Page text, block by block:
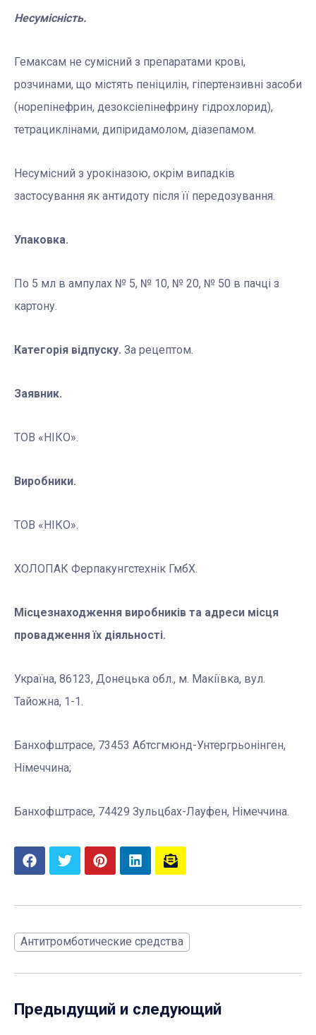
Несумісність.
Гемаксам не сумісний з препаратами крові,
розчинами, що містять пеніцилін, гіпертензивні засоби
(норепінефрин, дезоксіепінефрину гідрохлорид),
тетрациклінами, дипіридамолом, діазепамом.
Несумісний з урокіназою, окрім випадків
застосування як антидоту після її передозування.
Упаковка.
По 5 мл в ампулах № 5, № 10, № 20, № 50 в пачці з
картону.
Категорія відпуску. За рецептом.
Заявник.
ТОВ «НІКО».
Виробники.
ТОВ «НІКО».
ХОЛОПАК Ферпакунгстехнік ГмбХ.
Місцезнаходження виробників та адреси місця
провадження їх діяльності.
Україна, 86123, Донецька обл., м. Макіївка, вул.
Тайожна, 1-1.
Банхофштрасе, 73453 Абтсгмюнд-Унтергрьонінген,
Німеччина;
Банхофштрасе, 74429 Зульцбах-Лауфен, Німеччина.
Антитромботические средства
Предыдущий и следующий